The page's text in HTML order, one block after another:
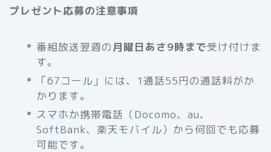
プレゼント応募の注意事項
番組放送翌週の月曜日あさ9時まで受け付けま
す。
「67コール」には、1通話55円の通話料がか
かります。
スマホか携帯電話（Docomo、au、
SoftBank、楽天モバイル）から何回でも応募
可能です。